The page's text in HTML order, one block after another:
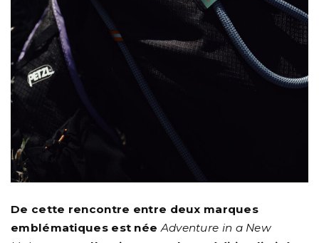
De cette rencontre entre deux marques
emblématiques est néeAdventure in a New